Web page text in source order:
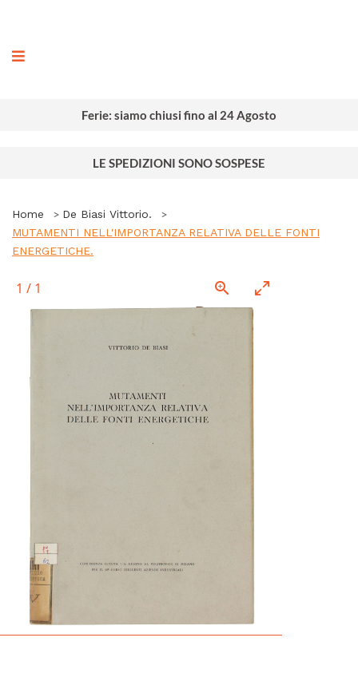
Ferie: siamo chiusi fino al 24 Agosto
LE SPEDIZIONI SONO SOSPESE
Home
De Biasi Vittorio.
MUTAMENTI NELL'IMPORTANZA RELATIVA DELLE FONTI
ENERGETICHE.
1 / 1